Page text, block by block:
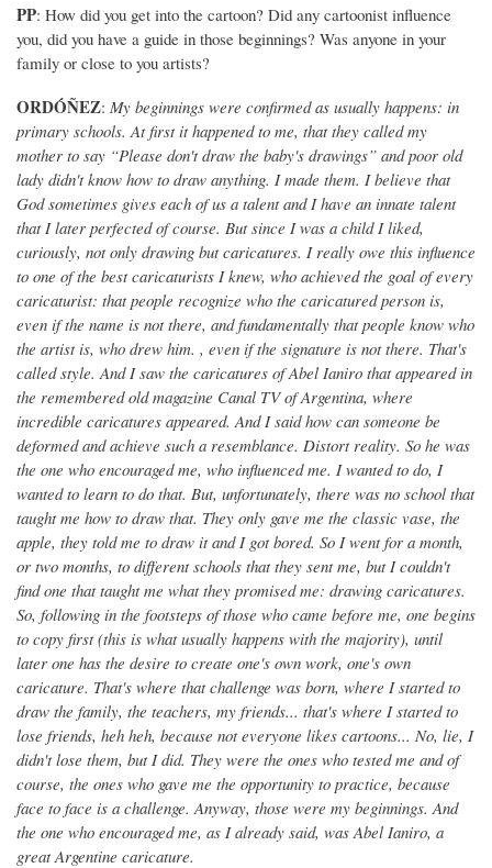
PP: How did you get into the cartoon? Did any cartoonist influence
you, did you have a guide in those beginnings? Was anyone in your
family or close to you artists?
ORDÓÑEZ: My beginnings were confirmed as usually happens: in
primary schools. At first it happened to me, that they called my
mother to say “Please don't draw the baby's drawings” and poor old
lady didn't know how to draw anything. I made them. I believe that
God sometimes gives each of us a talent and I have an innate talent
that I later perfected of course. But since I was a child I liked,
curiously, not only drawing but caricatures. I really owe this influence
to one of the best caricaturists I knew, who achieved the goal of every
caricaturist: that people recognize who the caricatured person is,
even if the name is not there, and fundamentally that people know who
the artist is, who drew him. , even if the signature is not there. That's
called style. And I saw the caricatures of Abel Ianiro that appeared in
the remembered old magazine Canal TV of Argentina, where
incredible caricatures appeared. And I said how can someone be
deformed and achieve such a resemblance. Distort reality. So he was
the one who encouraged me, who influenced me. I wanted to do, I
wanted to learn to do that. But, unfortunately, there was no school that
taught me how to draw that. They only gave me the classic vase, the
apple, they told me to draw it and I got bored. So I went for a month,
or two months, to different schools that they sent me, but I couldn't
find one that taught me what they promised me: drawing caricatures.
So, following in the footsteps of those who came before me, one begins
to copy first (this is what usually happens with the majority), until
later one has the desire to create one's own work, one's own
caricature. That's where that challenge was born, where I started to
draw the family, the teachers, my friends... that's where I started to
lose friends, heh heh, because not everyone likes cartoons... No, lie, I
didn't lose them, but I did. They were the ones who tested me and of
course, the ones who gave me the opportunity to practice, because
face to face is a challenge. Anyway, those were my beginnings. And
the one who encouraged me, as I already said, was Abel Ianiro, a
great Argentine caricature.